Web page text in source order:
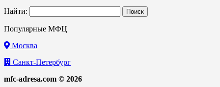
Найти:
Популярные МФЦ
Москва
Санкт-Петербург
mfc-adresa.com © 2026